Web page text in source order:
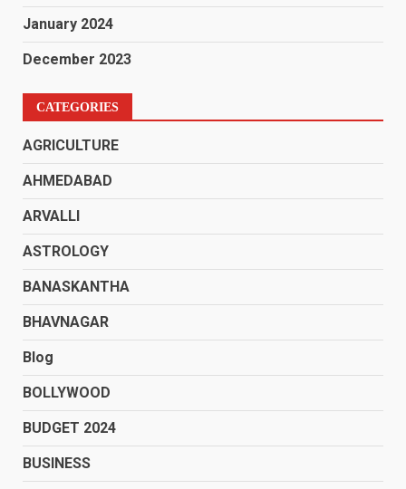
January 2024
December 2023
CATEGORIES
AGRICULTURE
AHMEDABAD
ARVALLI
ASTROLOGY
BANASKANTHA
BHAVNAGAR
Blog
BOLLYWOOD
BUDGET 2024
BUSINESS